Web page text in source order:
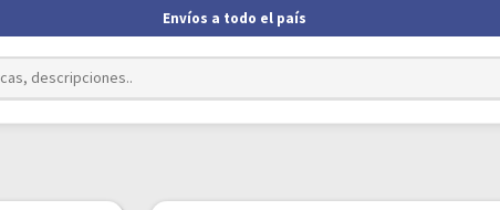
Envíos a todo el país